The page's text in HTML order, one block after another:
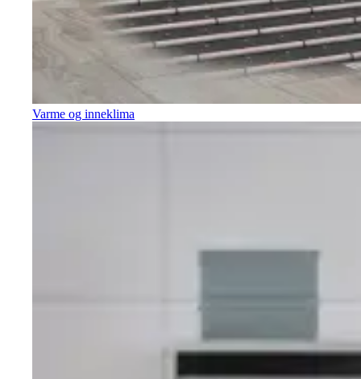
Varme og inneklima